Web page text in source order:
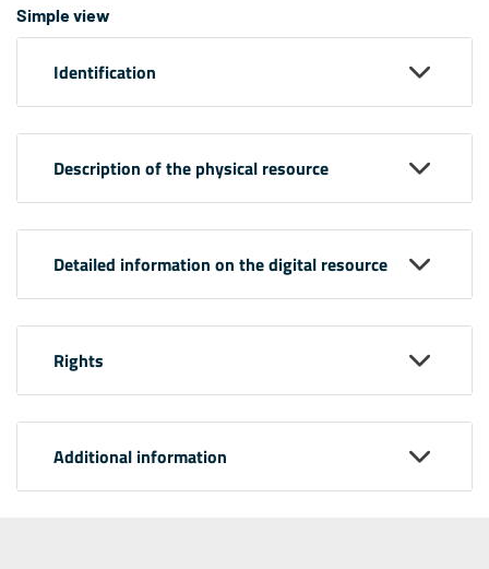
Simple view
Identification
Description of the physical resource
Detailed information on the digital resource
Rights
Additional information